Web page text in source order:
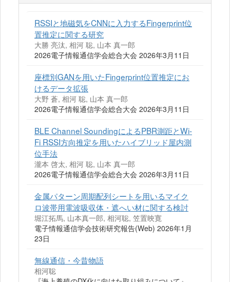
RSSIと地磁気をCNNに入力するFingerprint位
置推定に関する研究
大勝 亮汰, 相河 聡, 山本 真一郎
2026電子情報通信学会総合大会 2026年3月11日
座標別GANを用いたFingerprint位置推定にお
けるデータ拡張
大野 蒼, 相河 聡, 山本 真一郎
2026電子情報通信学会総合大会 2026年3月11日
BLE Channel SoundingによるPBR測距とWi-
Fi RSSI方向推定を用いたハイブリッド屋内測
位手法
瀧本 啓太, 相河 聡, 山本 真一郎
2026電子情報通信学会総合大会 2026年3月11日
金属パターン周期配列シートを用いるマイク
ロ波帯用電波吸収体・遮へい材に関する検討
堀江拓馬, 山本真一郎, 相河聡, 笠置映寛
電子情報通信学会技術研究報告(Web) 2026年1月
23日
無線通信・今昔物語
相河聡